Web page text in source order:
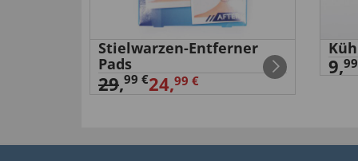
Stielwarzen-Entferner
Pads
29,99 €24,99 €
9,